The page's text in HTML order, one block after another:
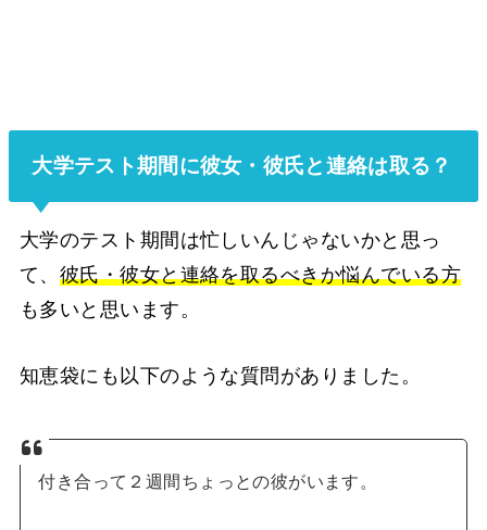
大学テスト期間に彼女・彼氏と連絡は取る？
大学のテスト期間は忙しいんじゃないかと思っ
て、 彼氏・彼女と連絡を取るべきか悩んでいる方
も多いと思います。
知恵袋にも以下のような質問がありました。
付き合って２週間ちょっとの彼がいます。